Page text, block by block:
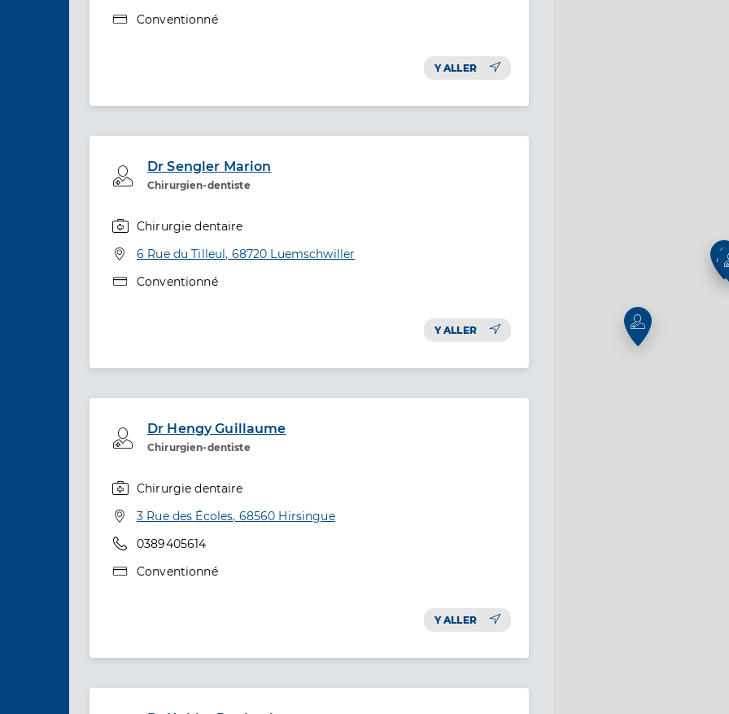
Type de convention
Conventionné
Y ALLER
Dr Sengler Marion
Chirurgien-dentiste
Professionel de santé
Chirurgie dentaire
Adresse
6 Rue du Tilleul, 68720 Luemschwiller
Type de convention
Conventionné
Y ALLER
Dr Hengy Guillaume
Chirurgien-dentiste
Professionel de santé
Chirurgie dentaire
Adresse
3 Rue des Écoles, 68560 Hirsingue
Téléphone
0389405614
Type de convention
Conventionné
Y ALLER